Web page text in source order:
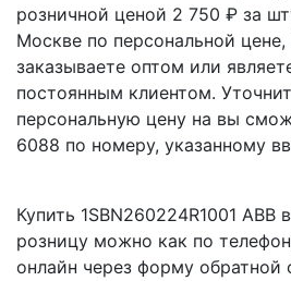
розничной ценой 2 750 ₽ за
Москве по персональной
заказываете оптом или
постоянным клиентом.
персональную цену на вы
6088 по номеру, указанному
Купить 1SBN260224R1001
розницу можно как по
онлайн через форму обратной